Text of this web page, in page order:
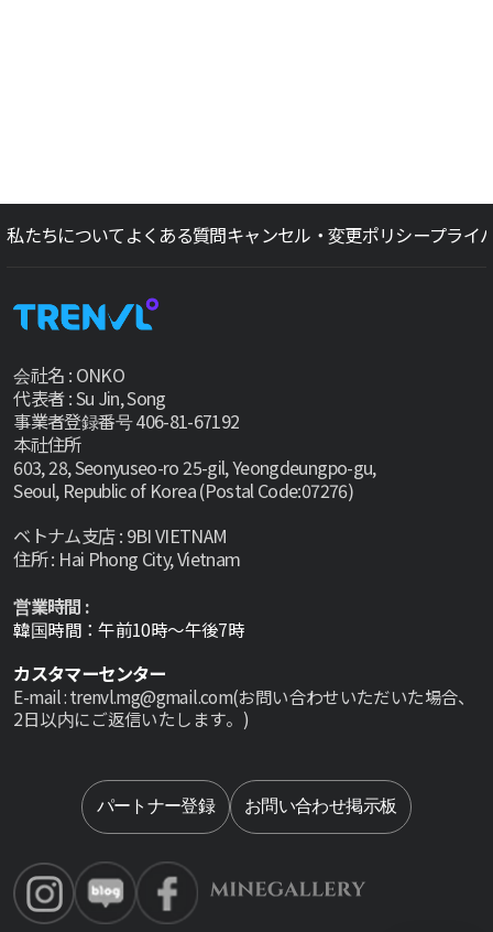
私たちについてよくある質問キャンセル・変更ポリシープライ
会社名 : ONKO
代表者 : Su Jin, Song
事業者登録番号 406-81-67192
本社住所
603, 28, Seonyuseo-ro 25-gil, Yeongdeungpo-gu,
Seoul, Republic of Korea (Postal Code:07276)
ベトナム支店 : 9BI VIETNAM
住所 : Hai Phong City, Vietnam
営業時間 :
韓国時間：午前10時～午後7時
カスタマーセンター
E-mail : trenvl.mg@gmail.com(お問い合わせいただいた場合、
2日以内にご返信いたします。)
パートナー登録 お問い合わせ掲示板